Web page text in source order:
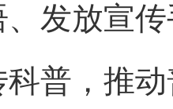
发放宣
普，推